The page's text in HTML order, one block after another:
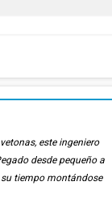
este ingeniero
desde pequeño a
tiempo montándose